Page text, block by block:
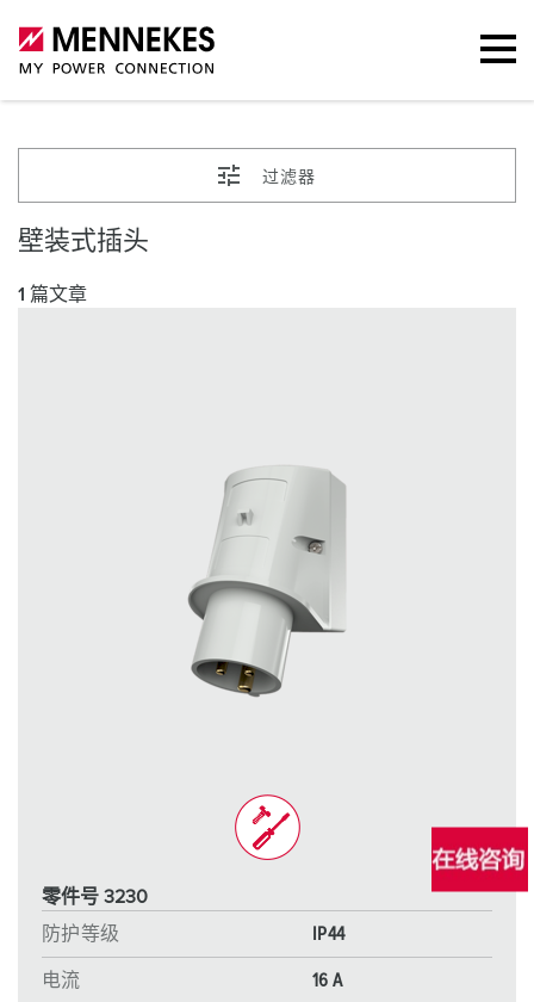
过滤器
壁装式插头
1 篇文章
零件号 3230
防护等级
IP44
电流 16 A